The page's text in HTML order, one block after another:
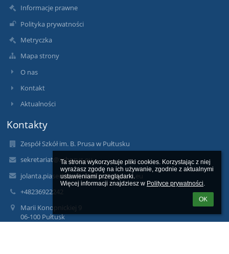
Ta strona wykorzystuje pliki cookies. Korzystając z niej
wyrażasz zgodę na ich używanie, zgodnie z aktualnymi
ustawieniami przeglądarki.
Więcej informacji znajdziesz w Polityce prywatności.
OK
Informacje prawne
Polityka prywatności
Metryczka
Mapa strony
O nas
Kontakt
Aktualności
Kontakty
Zespół Szkół im. B. Prusa w Pułtusku
sekretariat@zsbprus.eu
jolanta.piasecka-zebrowska@zsbprus.eu
+48236922242
Marii Konopnickiej 9
06-100 Pułtusk